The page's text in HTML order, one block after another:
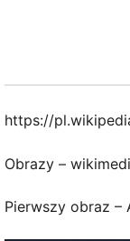
https://
Obrazy –
Pierwszy obraz –